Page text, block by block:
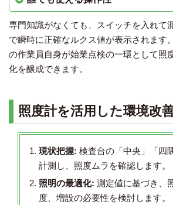
専門知識がなくても、スイッチを入れて
で瞬時に正確なルクス値が表示されます
の作業員自身が始業点検の一環として照
化を醸成できます。
照度計を活用した環境改
現状把握: 検査台の「中央」「四
計測し、照度ムラを確認します。
照明の最適化: 測定値に基づき、
度、増設の必要性を検討します。